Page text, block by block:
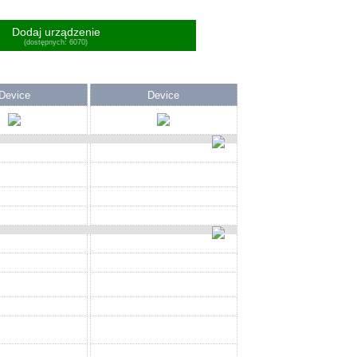
Dodaj urządzenie
(dostępnych: 6070)
Device Device